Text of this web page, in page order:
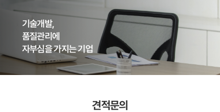
기술개발,
품질관리에
자부심을 가지는 기업
견적문의